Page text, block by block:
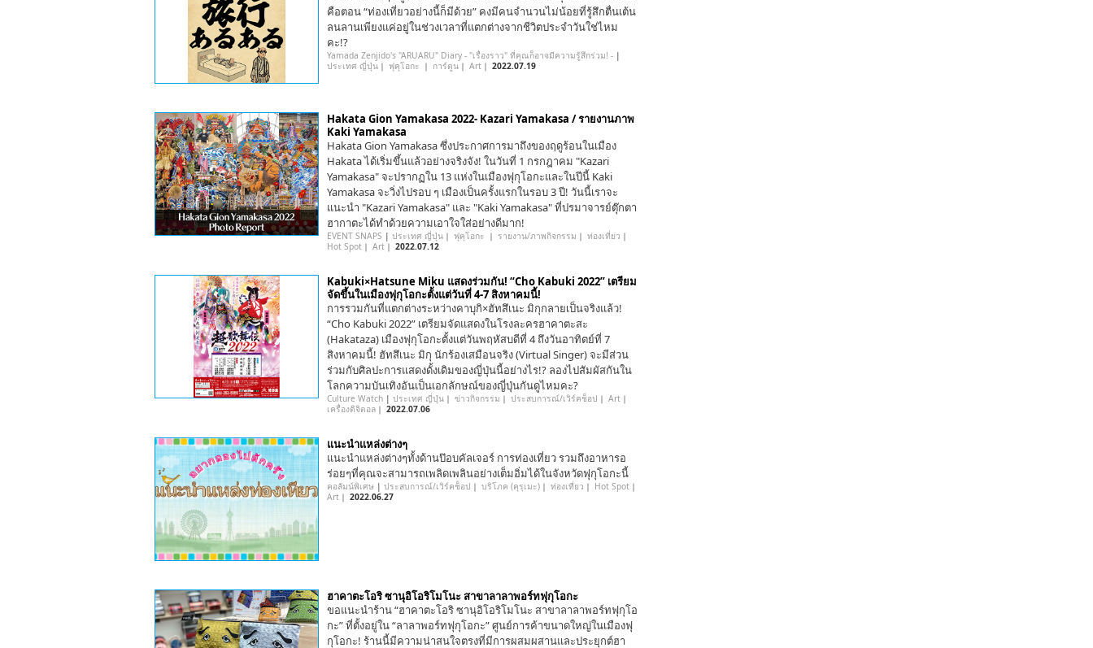
คือตอน “ท่องเที่ยวอย่างนี้ก็มีด้วย” คงมีคนจำนวนไม่น้อยที่รู้สึกตื่นเต้น
ลนลานเพียงแค่อยู่ในช่วงเวลาที่แตกต่างจากชีวิตประจำวันใช่ไหม
คะ!?
Yamada Zenjido's "ARUARU" Diary - "เรื่องราว" ที่คุณก็อาจมีความรู้สึกร่วม! - |
ประเทศ ญี่ปุ่น ｜ ฟุคุโอกะ ｜ การ์ตูน ｜ Art ｜ 2022.07.19
Hakata Gion Yamakasa 2022- Kazari Yamakasa / รายงานภาพ
Kaki Yamakasa
Hakata Gion Yamakasa ซึ่งประกาศการมาถึงของฤดูร้อนในเมือง
Hakata ได้เริ่มขึ้นแล้วอย่างจริงจัง! ในวันที่ 1 กรกฎาคม "Kazari
Yamakasa" จะปรากฏใน 13 แห่งในเมืองฟุกุโอกะและในปีนี้ Kaki
Yamakasa จะวิ่งไปรอบ ๆ เมืองเป็นครั้งแรกในรอบ 3 ปี! วันนี้เราจะ
แนะนำ "Kazari Yamakasa" และ "Kaki Yamakasa" ที่ปรมาจารย์ตุ๊กตา
ฮากาตะได้ทำด้วยความเอาใจใส่อย่างดีมาก!
EVENT SNAPS | ประเทศ ญี่ปุ่น ｜ ฟุคุโอกะ ｜ รายงาน/ภาพกิจกรรม ｜ ท่องเที่ยว ｜
Hot Spot ｜ Art ｜ 2022.07.12
Kabuki×Hatsune Miku แสดงร่วมกัน! “Cho Kabuki 2022” เตรียม
จัดขึ้นในเมืองฟุกุโอกะตั้งแต่วันที่ 4-7 สิงหาคมนี้!
การรวมกันที่แตกต่างระหว่างคาบุกิ×ฮัทสึเนะ มิกุกลายเป็นจริงแล้ว!
“Cho Kabuki 2022” เตรียมจัดแสดงในโรงละครฮาคาตะสะ
(Hakataza) เมืองฟุกุโอกะตั้งแต่วันพฤหัสบดีที่ 4 ถึงวันอาทิตย์ที่ 7
สิงหาคมนี้! ฮัทสึเนะ มิกุ นักร้องเสมือนจริง (Virtual Singer) จะมีส่วน
ร่วมกับศิลปะการแสดงดั้งเดิมของญี่ปุ่นนี้อย่างไร!? ลองไปสัมผัสกันใน
โลกความบันเทิงอันเป็นเอกลักษณ์ของญี่ปุ่นกันดูไหมคะ?
Culture Watch | ประเทศ ญี่ปุ่น ｜ ข่าวกิจกรรม ｜ ประสบการณ์/เวิร์คช็อป ｜ Art ｜
เครื่องดิจิตอล ｜ 2022.07.06
แนะนำแหล่งต่างๆ
แนะนำแหล่งต่างๆทั้งด้านป๊อบคัลเจอร์ การท่องเที่ยว รวมถึงอาหารอ
ร่อยๆที่คุณจะสามารถเพลิดเพลินอย่างเต็มอิ่มได้ในจังหวัดฟุกุโอกะนี้
คอลัมน์พิเศษ | ประสบการณ์/เวิร์คช็อป ｜ บริโภค (คุรุเมะ) ｜ ท่องเที่ยว ｜ Hot Spot ｜
Art ｜ 2022.06.27
ฮาคาตะโอริ ซานุอิโอริโมโนะ สาขาลาลาพอร์ทฟุกุโอกะ
ขอแนะนำร้าน “ฮาคาตะโอริ ซานุอิโอริโมโนะ สาขาลาลาพอร์ทฟุกุโอ
กะ” ที่ตั้งอยู่ใน “ลาลาพอร์ทฟุกุโอกะ” ศูนย์การค้าขนาดใหญ่ในเมืองฟุ
กุโอกะ! ร้านนี้มีความน่าสนใจตรงที่มีการผสมผสานและประยุกต์ฮา